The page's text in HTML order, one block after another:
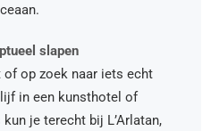
slapen
of op zoek naar iets echt
in een kunsthotel of
je terecht bij L’Arlatan,